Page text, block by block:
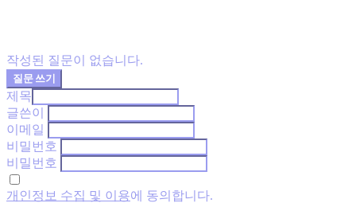
작성된 질문이 없습니다.
질문 쓰기
제목
글쓴이
이메일
비밀번호
비밀번호
개인정보 수집 및 이용에 동의합니다.